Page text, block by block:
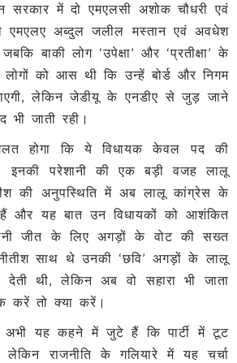
सरकार में दो एमएलसी अशोक चौधरी एवं
एमएलए अब्दुल जलील मस्तान एवं अवधेश
बाकी लोग ‘उपेक्षा’ और ‘प्रतीक्षा’ के
को आस थी कि उन्हें बोर्ड और निगम
लेकिन जेडीयू के एनडीए से जुड़ जाने
भी जाती रही।
होगा कि ये विधायक केवल पद की
इनकी परेशानी की एक बड़ी वजह लालू
की अनुपस्थिति में अब लालू कांग्रेस के
हैं और यह बात उन विधायकों को आशंकित
जीत के लिए अगड़ों के वोट की सख्त
साथ थे उनकी ‘छवि’ अगड़ों के लालू
देती थी, लेकिन अब वो सहारा भी जाता
करें तो क्या करें।
अभी यह कहने में जुटे हैं कि पार्टी में टूट
राजनीति के गलियारे में यह चर्चा